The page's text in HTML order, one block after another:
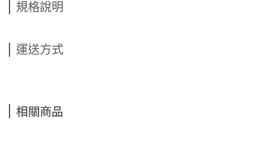
規格說明
運送方式
相關商品